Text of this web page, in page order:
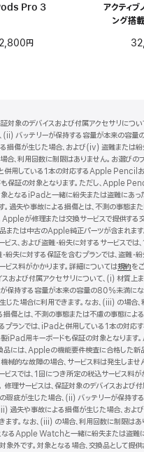
Pro 3
円
アクティブ
ング搭
証対象のデバイスおよび付属アクセサリにつ
(ii) バッテリーが保持する容量が本来の容量
損傷が生じた場合、および(iv) 盗難または
合、利用回数に制限はありません。お選び
併用している1本の対応するApple Pencil
保証の対象となります。ただし、Apple
象となるiPadと一緒に紛失または盗難にあっ
。過失や事故による損傷とは、不測の事態ま
Appleが修理または交換サービスで提供す
または中古のApple純正パーツが含まれま
ス、および盗難・紛失に対するサービスでは
紛失に対する保証を含むプランでは、盗難・
ビス料がかかります。詳細については規約（新
規
ウ
イ
ン
ド
ウ
で
開
き
ま
す）
を
スおよび付属アクセサリについて、(i) 材質上
が保持する容量が本来の容量の80%未満に
じた場合に利用できます。なお、(iii) の場合
損傷とは、不測の事態または不慮の事態によ
プランでは、iPadと併用している1本の対
iPad用キーボードも保証の対象となります
品には、Appleの機能要件検査に合格した
機械的な故障の場合、サービス料は発生しま
ビスでは、1回につき所定の税込サービス料が
修理サービスは、保証対象のデバイスおよび
瑕疵が生じた場合、(ii) バッテリーが保持
過失や事故による損傷が生じた場合、お
ます。なお、(iii) の場合、利用回数に制限
なるApple Watchと一緒に紛失または盗難に
象外です。対象となる場合、交換品として提